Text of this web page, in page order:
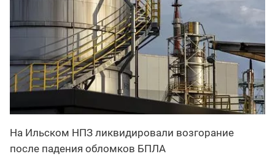
На Ильском НПЗ ликвидировали возгорание
после падения обломков БПЛА